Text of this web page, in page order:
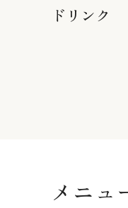
ドリンク
メニュ